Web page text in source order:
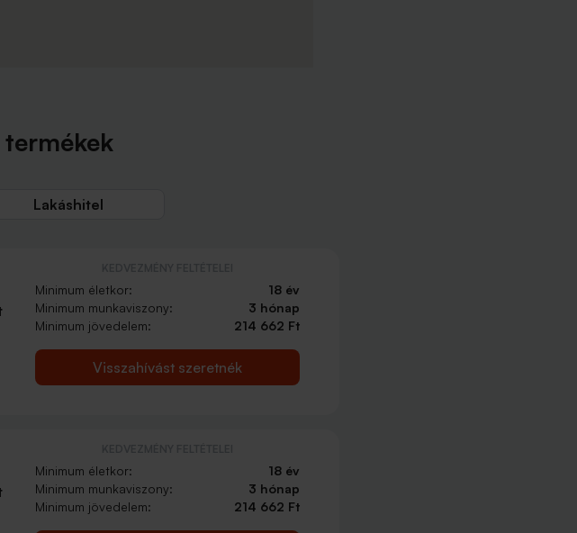
Lakáshitel
Minimum életkor:
18 év
Minimum munkaviszony:
3 hónap
Minimum jövedelem:
214 662 Ft
Visszahívást szeretnék
Minimum életkor:
18 év
Minimum munkaviszony:
3 hónap
Minimum jövedelem:
214 662 Ft